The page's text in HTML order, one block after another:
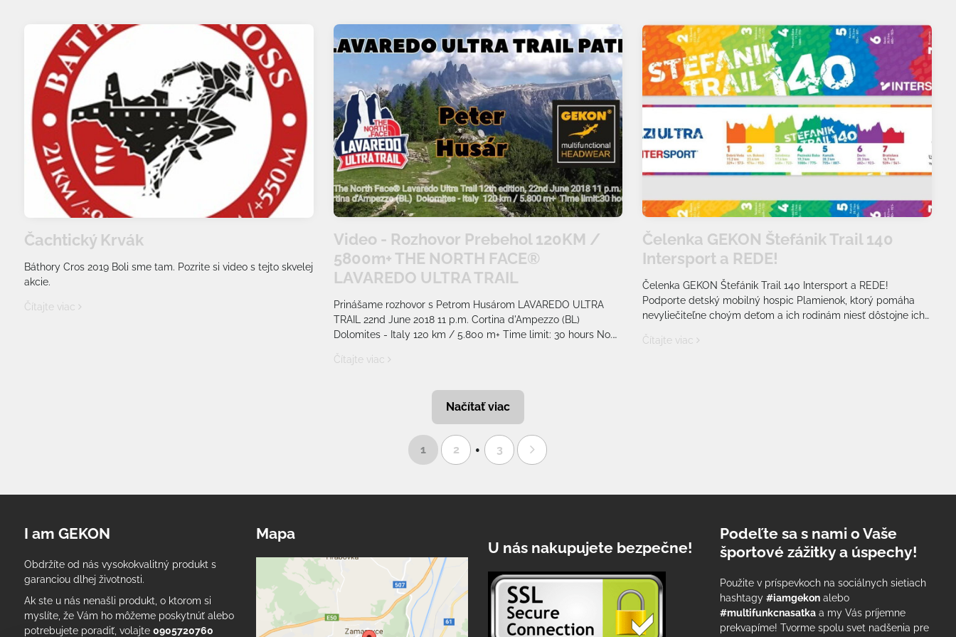
Čachtický Krvák
Báthory Cros 2019 Boli sme tam. Pozrite si video s tejto skvelej
akcie.
Čítajte viac
Video - Rozhovor Prebehol 120KM /
5800m+ THE NORTH FACE®
LAVAREDO ULTRA TRAIL
Prinášame rozhovor s Petrom Husárom LAVAREDO ULTRA
TRAIL 22nd June 2018 11 p.m. Cortina d'Ampezzo (BL)
Dolomites - Italy 120 km / 5.800 m+ Time limit: 30 hours No.
Čítajte viac
Čelenka GEKON Štefánik Trail 140
Intersport a REDE!
Čelenka GEKON Štefánik Trail 140 Intersport a REDE!
Podporte detský mobilný hospic Plamienok, ktorý pomáha
nevyliečiteľne choým deťom a ich rodinám niesť dôstojne ich
kde sa všetci cítia bezpečne, doma.
Čítajte viac
Načítať viac
1 2 3
I am GEKON
Obdržíte od nás vysokokvalitný produkt s
garanciou dlhej životnosti.
Ak ste u nás nenašli produkt, o ktorom si
myslíte, že Vám ho môžeme poskytnúť alebo
potrebujete poradiť, volajte 0905720760
Mapa
U nás nakupujete bezpečne!
Podeľte sa s nami o Vaše
športové zážitky a úspechy!
Použite v príspevkoch na sociálnych sietiach
hashtagy#iamgekon alebo
#multifunkcnasatka a my Vás príjemne
prekvapíme! Tvorme spolu svet nadšenia pre